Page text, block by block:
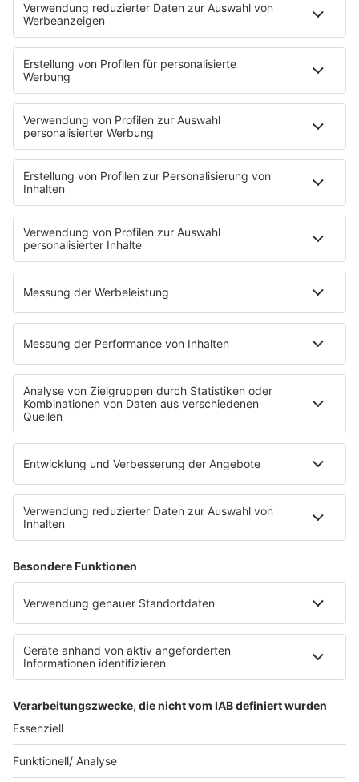
Sendungen
Moderatoren
Podcasts
Hells Bells
Musikwunsch
AKTIONEN
Backstagebereich
King of BOB
Beichtstuhl
Neuerscheinung
Newcomer
EVENTS
Konzertkalender
Festivals
Wacken Open Air
SHOP
RADIO BOB!
Impressum
Kontakt
myBOB App
BOB-Plakate & Aufkleber bestellen
Datenschutz
Datenschutzeinstellungen
Teilnahmebedingungen
RADIO BOB! auf radioplayer.de
Partner
Wacken Radio by RADIO BOB!
WERBUNG SCHALTEN